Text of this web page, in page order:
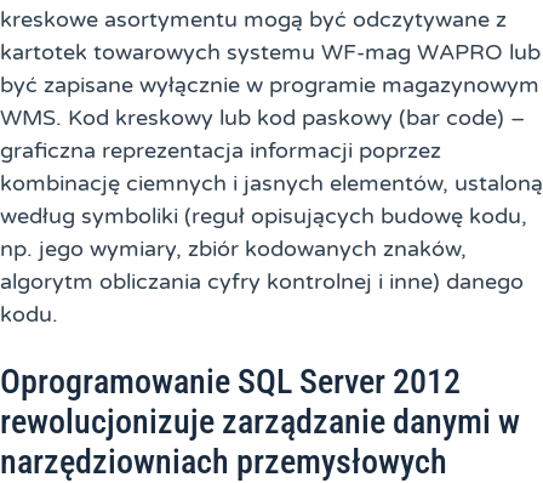
kreskowe asortymentu mogą być odczytywane z
kartotek towarowych systemu WF-mag WAPRO lub
być zapisane wyłącznie w programie magazynowym
WMS. Kod kreskowy lub kod paskowy (bar code) –
graficzna reprezentacja informacji poprzez
kombinację ciemnych i jasnych elementów, ustaloną
według symboliki (reguł opisujących budowę kodu,
np. jego wymiary, zbiór kodowanych znaków,
algorytm obliczania cyfry kontrolnej i inne) danego
kodu.
Oprogramowanie SQL Server 2012
rewolucjonizuje zarządzanie danymi w
narzędziowniach przemysłowych